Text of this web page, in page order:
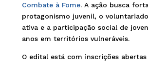
Combate à Fome. A ação busca
protagonismo juvenil, o
ativa e a participação social de
anos em territórios vulneráveis.
O edital está com inscrições abertas